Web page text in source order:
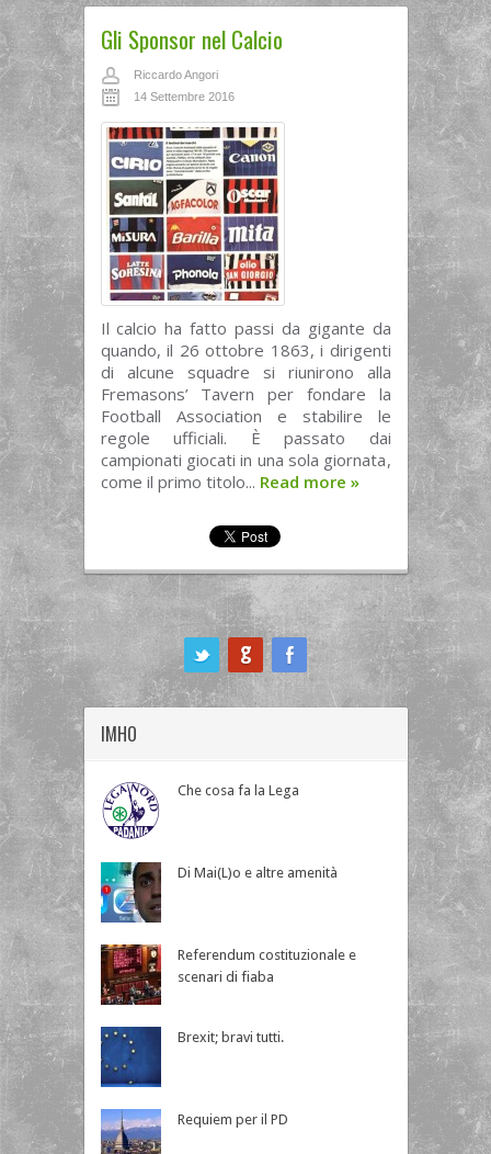
Gli Sponsor nel Calcio
Riccardo Angori
14 Settembre 2016
Il calcio ha fatto passi da gigante da
quando, il 26 ottobre 1863, i dirigenti
di alcune squadre si riunirono alla
Fremasons’ Tavern per fondare la
Football Association e stabilire le
regole ufficiali. È passato dai
campionati giocati in una sola giornata,
come il primo titolo... Read more »
IMHO
Che cosa fa la Lega
Di Mai(L)o e altre amenità
Referendum costituzionale e
scenari di fiaba
Brexit; bravi tutti.
Requiem per il PD